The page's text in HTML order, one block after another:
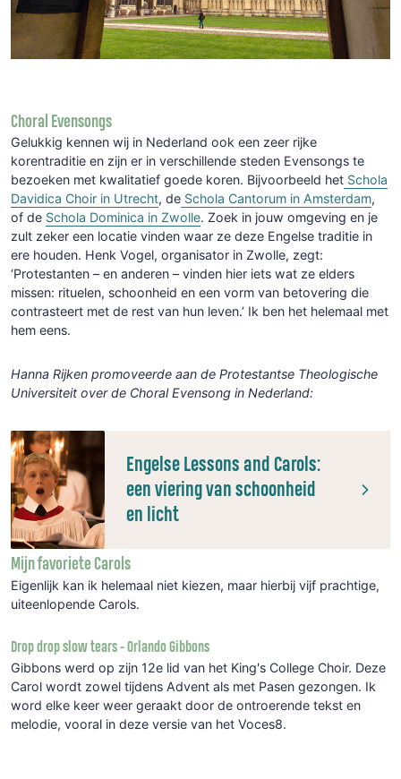
Choral Evensongs
Gelukkig kennen wij in Nederland ook een zeer rijke
korentraditie en zijn er in verschillende steden Evensongs te
bezoeken met kwalitatief goede koren. Bijvoorbeeld het Schola
Davidica Choir in Utrecht, de Schola Cantorum in Amsterdam,
of de Schola Dominica in Zwolle. Zoek in jouw omgeving en je
zult zeker een locatie vinden waar ze deze Engelse traditie in
ere houden. Henk Vogel, organisator in Zwolle, zegt:
‘Protestanten – en anderen – vinden hier iets wat ze elders
missen: rituelen, schoonheid en een vorm van betovering die
contrasteert met de rest van hun leven.’ Ik ben het helemaal met
hem eens.
Hanna Rijken promoveerde aan de Protestantse Theologische
Universiteit over de Choral Evensong in Nederland:
Engelse Lessons and Carols:
een viering van schoonheid
en licht
Mijn favoriete Carols
Eigenlijk kan ik helemaal niet kiezen, maar hierbij vijf prachtige,
uiteenlopende Carols.
Drop drop slow tears - Orlando Gibbons
Gibbons werd op zijn 12e lid van het King's College Choir. Deze
Carol wordt zowel tijdens Advent als met Pasen gezongen. Ik
word elke keer weer geraakt door de ontroerende tekst en
melodie, vooral in deze versie van het Voces8.